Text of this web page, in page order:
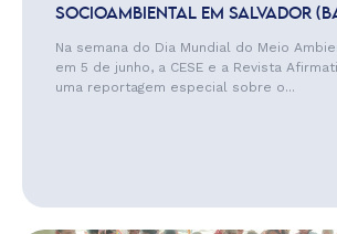
SOCIOAMBIENTAL EM SALVADOR
Na semana do Dia Mundial do Meio
em 5 de junho, a CESE e a Revista
uma reportagem especial sobre o...